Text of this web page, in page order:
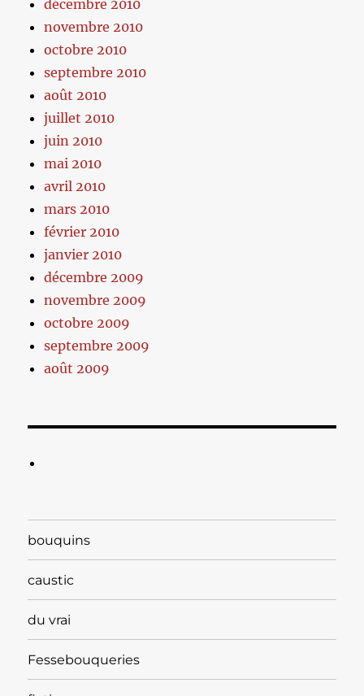
décembre 2010
novembre 2010
octobre 2010
septembre 2010
août 2010
juillet 2010
juin 2010
mai 2010
avril 2010
mars 2010
février 2010
janvier 2010
décembre 2009
novembre 2009
octobre 2009
septembre 2009
août 2009
bouquins
caustic
du vrai
Fessebouqueries